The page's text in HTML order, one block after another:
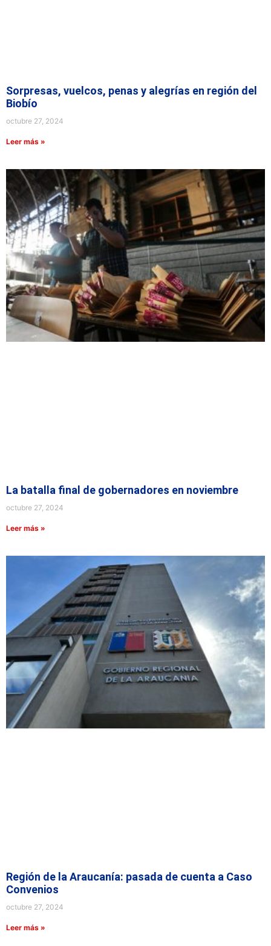
Sorpresas, vuelcos, penas y alegrías en región del
Biobío
octubre 27, 2024
Leer más »
La batalla final de gobernadores en noviembre
octubre 27, 2024
Leer más »
Región de la Araucanía: pasada de cuenta a Caso
Convenios
octubre 27, 2024
Leer más »